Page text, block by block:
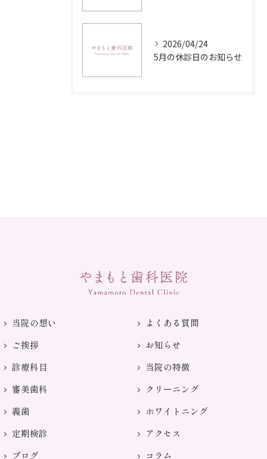
2026/04/24
5月の休診日のお知らせ
当院の想い
よくある質問
ご挨拶
お知らせ
診療科目
当院の特徴
審美歯科
クリーニング
義歯
ホワイトニング
定期検診
アクセス
ブログ
コラム